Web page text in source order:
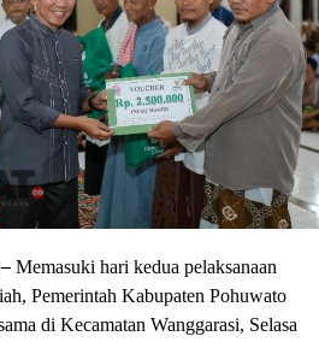
Memasuki hari kedua pelaksanaan
Pemerintah Kabupaten Pohuwato
di Kecamatan Wanggarasi, Selasa